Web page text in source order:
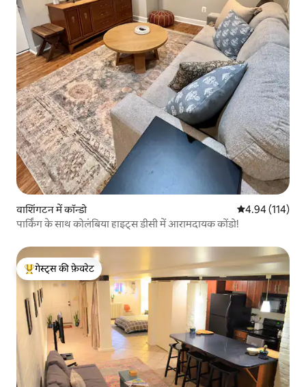
वाशिंगटन में कॉन्डो औसत रेटिंग 5 में से
4.94 (114)
पार्किंग के साथ कोलंबिया हाइट्स डीसी में आरामदायक कोंडो!
गेस्ट्स का टॉप फ़ेवरेट
गेस्ट्स की फ़ेवरेट